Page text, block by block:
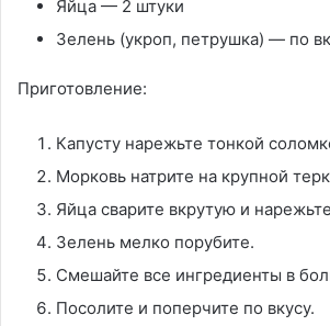
Яйца — 2 штуки
Зелень (укроп, петрушка) — по
Приготовление:
Капусту нарежьте тонкой
Морковь натрите на крупной
Яйца сварите вкрутую и
Зелень мелко порубите.
Смешайте все ингредиенты в
Посолите и поперчите по вкусу.